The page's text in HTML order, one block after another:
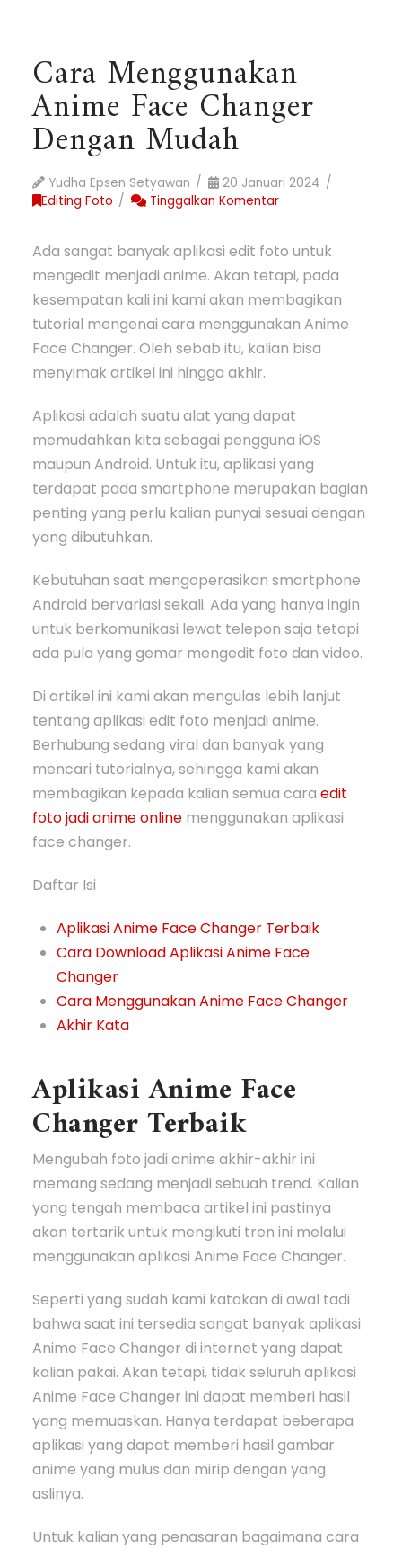
Cara Menggunakan
Anime Face Changer
Dengan Mudah
Yudha Epsen Setyawan
20 Januari 2024
Editing Foto
Tinggalkan Komentar
Ada sangat banyak aplikasi edit foto untuk
mengedit menjadi anime. Akan tetapi, pada
kesempatan kali ini kami akan membagikan
tutorial mengenai cara menggunakan Anime
Face Changer. Oleh sebab itu, kalian bisa
menyimak artikel ini hingga akhir.
Aplikasi adalah suatu alat yang dapat
memudahkan kita sebagai pengguna iOS
maupun Android. Untuk itu, aplikasi yang
terdapat pada smartphone merupakan bagian
penting yang perlu kalian punyai sesuai dengan
yang dibutuhkan.
Kebutuhan saat mengoperasikan smartphone
Android bervariasi sekali. Ada yang hanya ingin
untuk berkomunikasi lewat telepon saja tetapi
ada pula yang gemar mengedit foto dan video.
Di artikel ini kami akan mengulas lebih lanjut
tentang aplikasi edit foto menjadi anime.
Berhubung sedang viral dan banyak yang
mencari tutorialnya, sehingga kami akan
membagikan kepada kalian semua caraedit
foto jadi anime online menggunakan aplikasi
face changer.
Daftar Isi
Aplikasi Anime Face Changer Terbaik
Cara Download Aplikasi Anime Face
Changer
Cara Menggunakan Anime Face Changer
Akhir Kata
Aplikasi Anime Face
Changer Terbaik
Mengubah foto jadi anime akhir-akhir ini
memang sedang menjadi sebuah trend. Kalian
yang tengah membaca artikel ini pastinya
akan tertarik untuk mengikuti tren ini melalui
menggunakan aplikasi Anime Face Changer.
Seperti yang sudah kami katakan di awal tadi
bahwa saat ini tersedia sangat banyak aplikasi
Anime Face Changer di internet yang dapat
kalian pakai. Akan tetapi, tidak seluruh aplikasi
Anime Face Changer ini dapat memberi hasil
yang memuaskan. Hanya terdapat beberapa
aplikasi yang dapat memberi hasil gambar
anime yang mulus dan mirip dengan yang
aslinya.
Untuk kalian yang penasaran bagaimana cara